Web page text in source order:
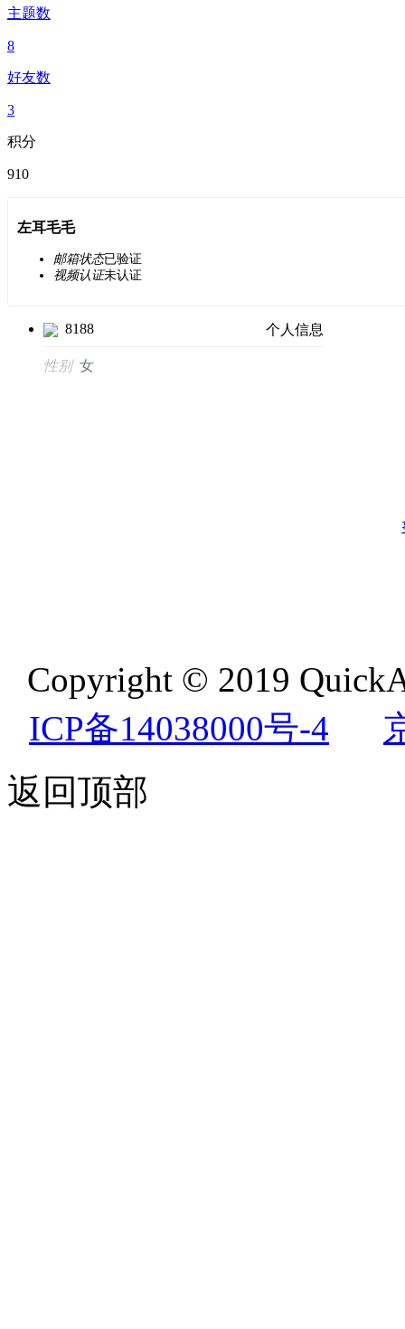
主题数
8
好友数
3
积分
910
左耳毛毛
邮箱状态已验证
视频认证未认证
8188 个人信息
性别 女
Copyright © 2019
ICP备14038000号-4
返回顶部